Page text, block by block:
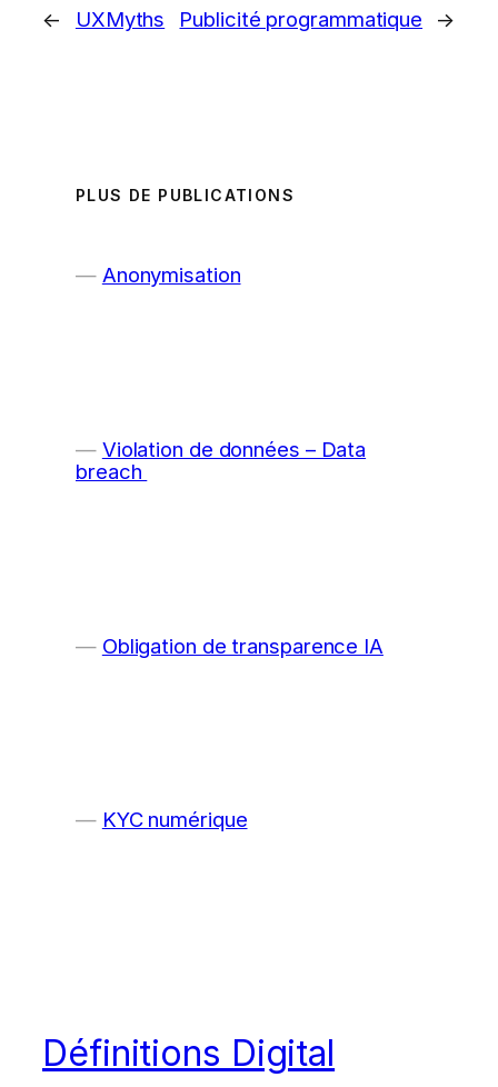
← UXMyths Publicité programmatique →
PLUS DE PUBLICATIONS
Anonymisation
Violation de données – Data
breach
Obligation de transparence IA
KYC numérique
Définitions Digital